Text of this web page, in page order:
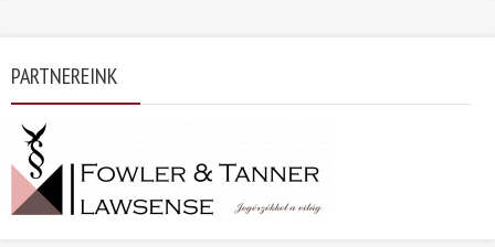
PARTNEREINK